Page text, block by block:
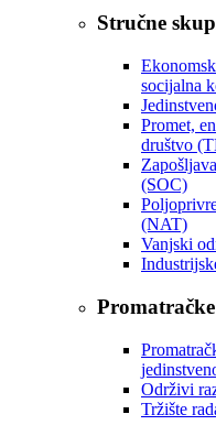
Stručne
socijalna
Promet,
društvo
(SOC)
(NAT)
Vanjski
Održivi
Tržište